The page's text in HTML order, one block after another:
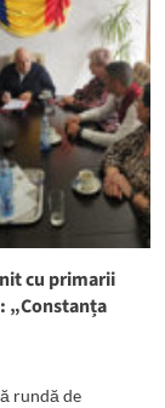
cu primarii
„Constanța
rundă de